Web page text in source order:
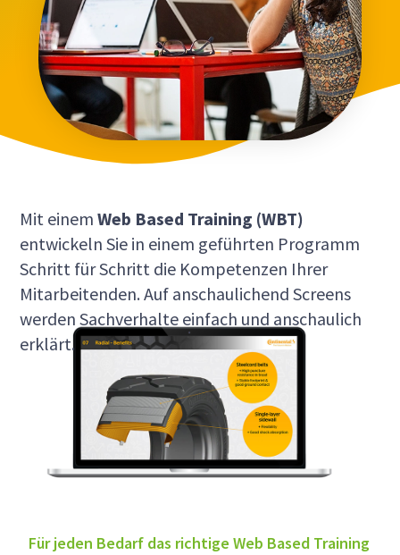
Mit einemWeb Based Training (WBT)
entwickeln Sie in einem geführten Programm
Schritt für Schritt die Kompetenzen Ihrer
Mitarbeitenden. Auf anschaulichend Screens
werden Sachverhalte einfach und anschaulich
erklärt.
Für jeden Bedarf das richtige Web Based Training